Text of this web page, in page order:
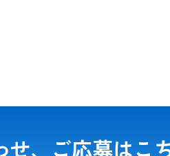
せ、ご応募はこ